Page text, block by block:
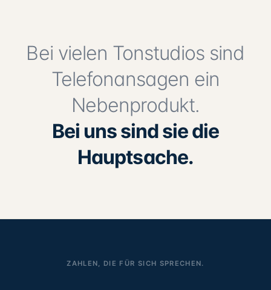
Bei vielen Tonstudios sind
Telefonansagen ein
Nebenprodukt.
Bei uns sind sie die
Hauptsache.
ZAHLEN, DIE FÜR SICH SPRECHEN.